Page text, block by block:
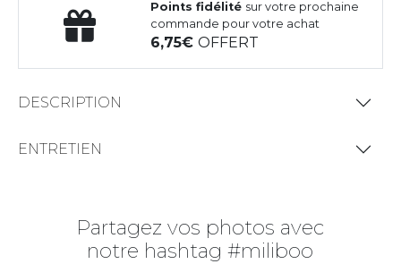
Points fidélité sur votre prochaine
commande pour votre achat
6,75OFFERT
DESCRIPTION
ENTRETIEN
Partagez vos photos avec
notre hashtag #miliboo